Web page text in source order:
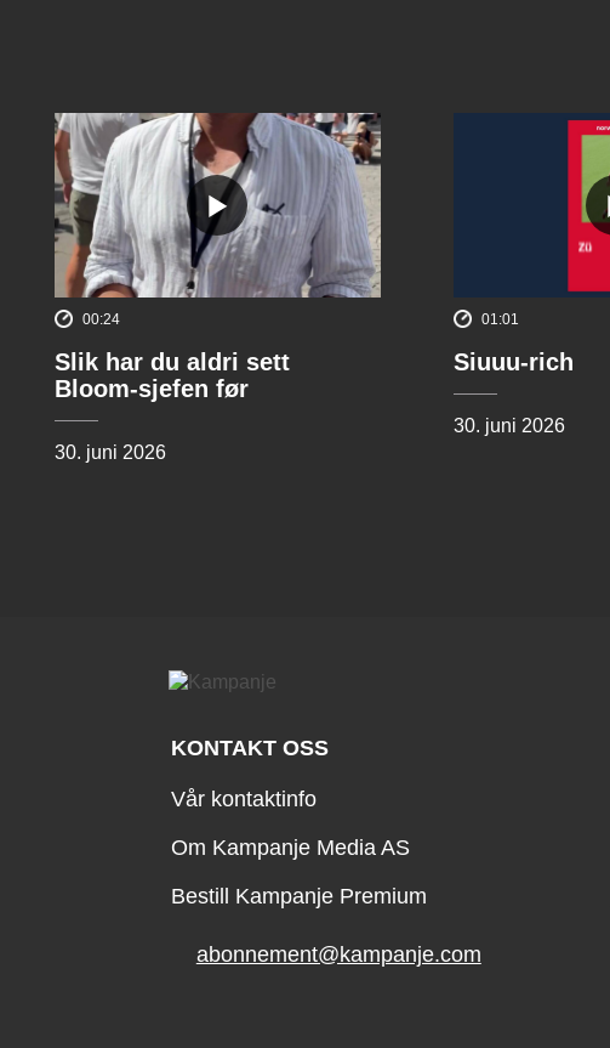
00:24
Slik har du aldri sett
Bloom-sjefen før
30. juni 2026
01:01
Siuuu-rich
30. juni 2026
KONTAKT OSS
Vår kontaktinfo
Om Kampanje Media AS
Bestill Kampanje Premium
abonnement@kampanje.com